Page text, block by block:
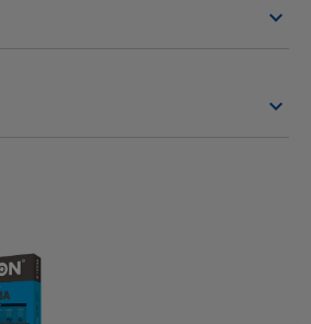
DE LA CALIDAD